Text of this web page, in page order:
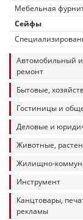
Мебельная
Сейфы
Автомобильный и
ремонт
Бытовые,
Гостиницы и
Деловые и
Животные,
Жилищно-
Инструмент
Канцтовары,
рекламы